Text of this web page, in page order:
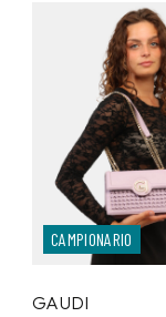
CAMPIONARIO
GAUDI